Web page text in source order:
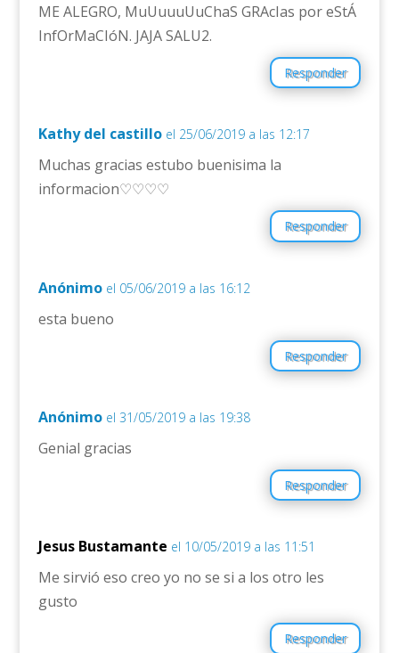
ME ALEGRO, MuUuuuUuChaS GRAcIas por eStÁ
InfOrMaCIóN. JAJA SALU2.
Responder
Kathy del castillo el 25/06/2019 a las 12:17
Muchas gracias estubo buenisima la
informacion♡♡♡♡
Responder
Anónimo el 05/06/2019 a las 16:12
esta bueno
Responder
Anónimo el 31/05/2019 a las 19:38
Genial gracias
Responder
Jesus Bustamante el 10/05/2019 a las 11:51
Me sirvió eso creo yo no se si a los otro les
gusto
Responder